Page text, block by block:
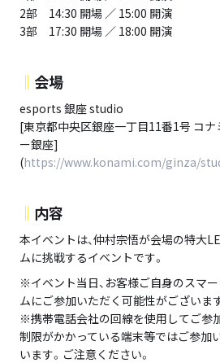
2部 14:30 開場 ／ 15:00 開演
3部 17:30 開場 ／ 18:00 開演
‖ 会場
esports 銀座 studio
[東京都中央区銀座一丁目11番1号 コ
ー銀座]
(https://www.konami.com/ginza/
‖ 内容
本イベントは、仲村宗悟が会場の特大
ムに挑戦するイベントです。
※イベント当日、お客様ご自身のスマ
ムにご参加いただく可能性がございます
※携帯電話会社の回線を使用してご参
制限がかかっている端末等ではご参加
います。ご注意ください。